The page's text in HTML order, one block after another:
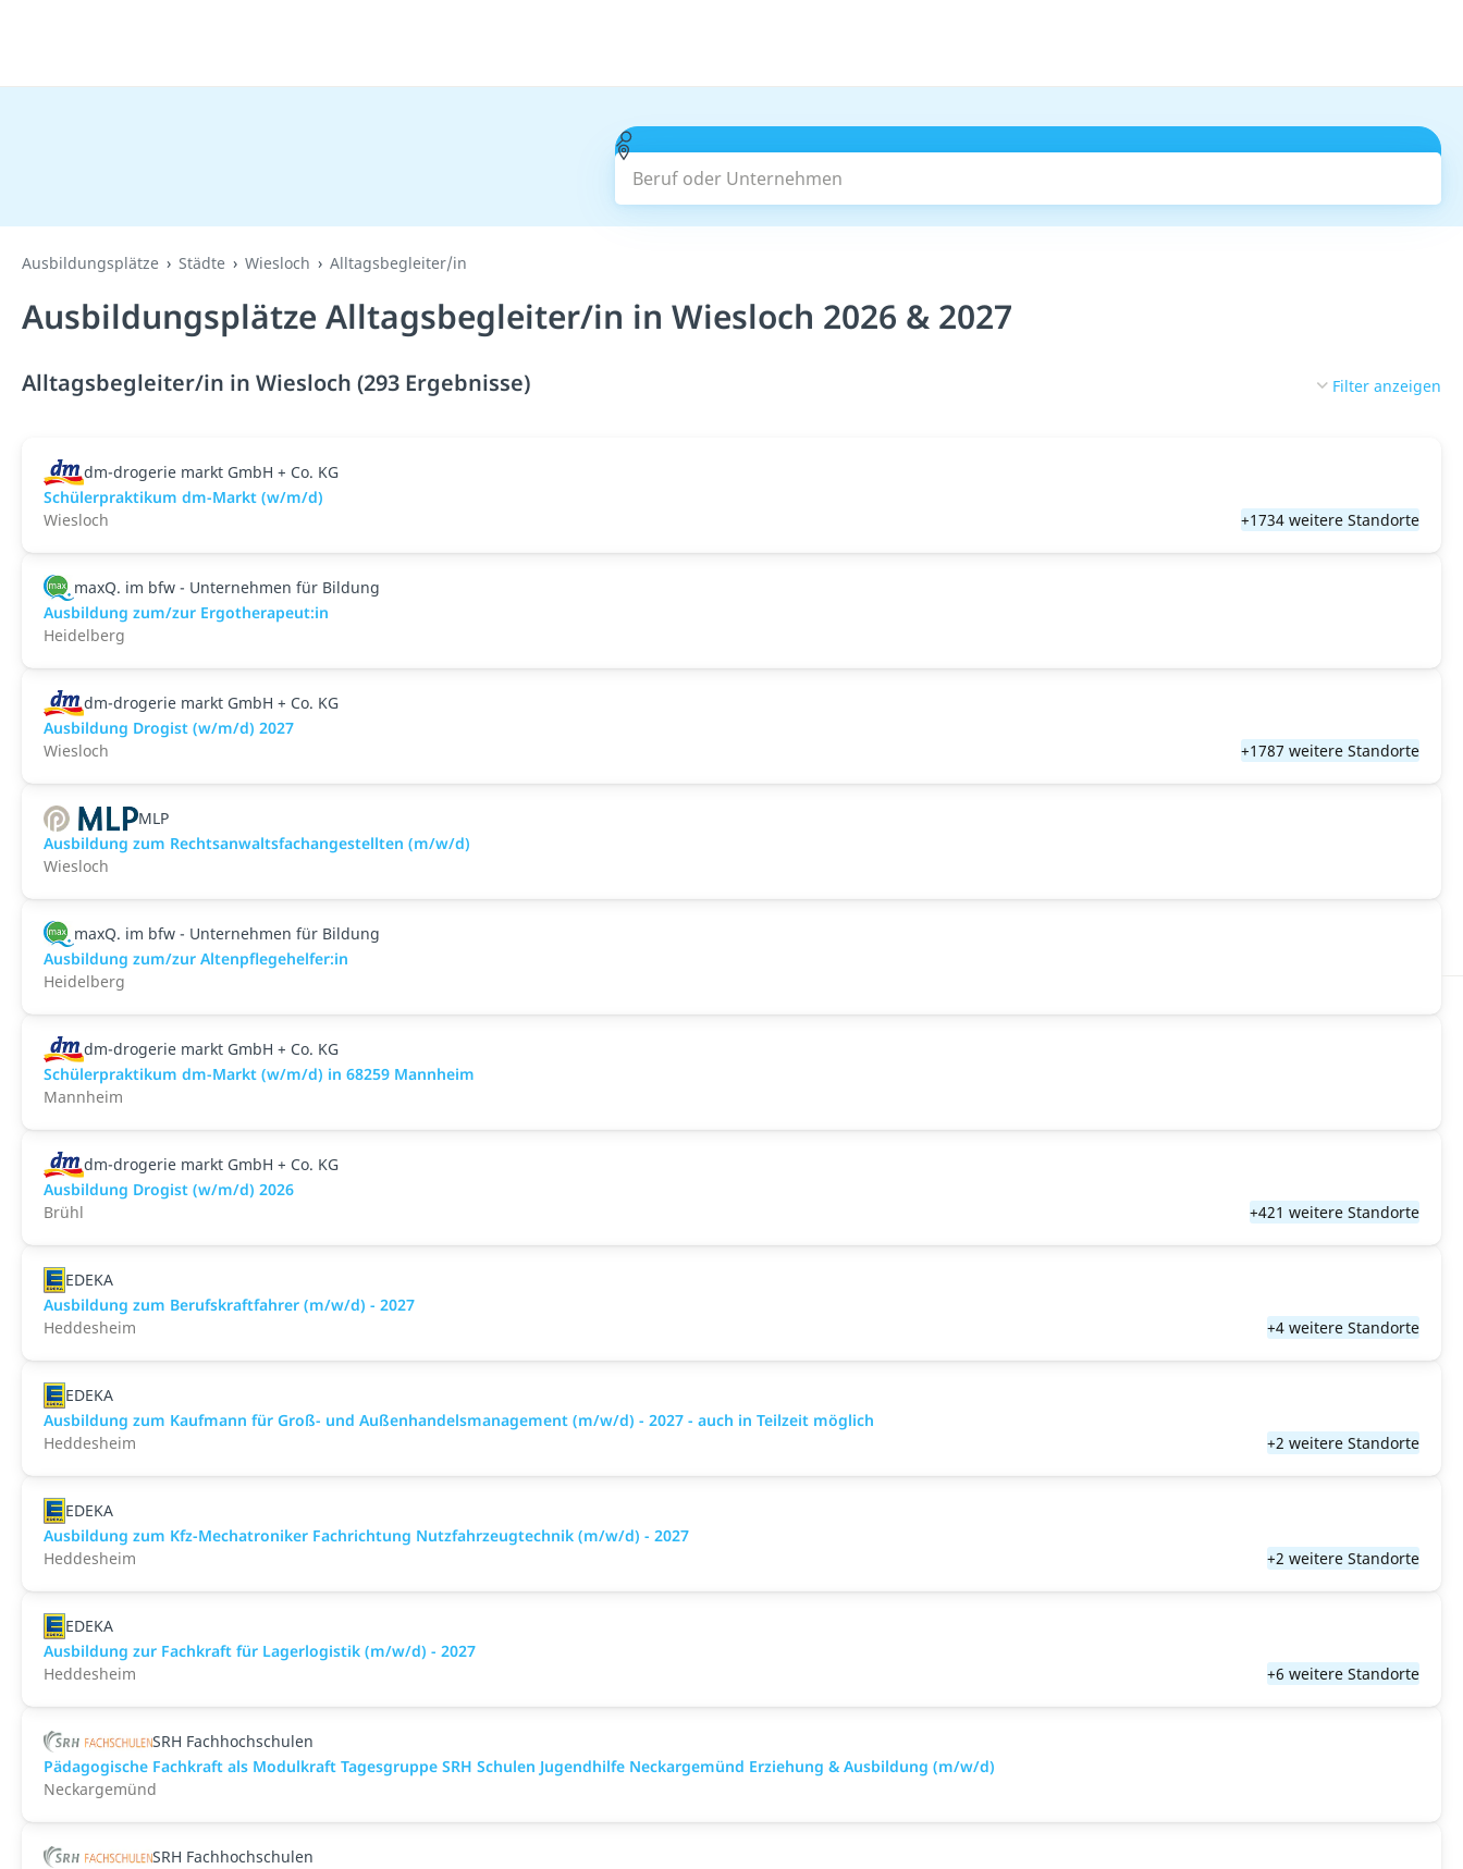
Beruf oder Unternehmen
Ausbildungsplätze Städte Wiesloch Alltagsbegleiter/in
Ausbildungsplätze Alltagsbegleiter/in in Wiesloch 2026 & 2027
Alltagsbegleiter/in in Wiesloch (293 Ergebnisse) Filter anzeigen
dm-drogerie markt GmbH + Co. KG
Schülerpraktikum dm-Markt (w/m/d)
Wiesloch
+1734 weitere Standorte
maxQ. im bfw - Unternehmen für Bildung
Ausbildung zum/zur Ergotherapeut:in
Heidelberg
dm-drogerie markt GmbH + Co. KG
Ausbildung Drogist (w/m/d) 2027
Wiesloch
+1787 weitere Standorte
MLP
Ausbildung zum Rechtsanwaltsfachangestellten (m/w/d)
Wiesloch
maxQ. im bfw - Unternehmen für Bildung
Ausbildung zum/zur Altenpflegehelfer:in
Heidelberg
dm-drogerie markt GmbH + Co. KG
Schülerpraktikum dm-Markt (w/m/d) in 68259 Mannheim
Mannheim
dm-drogerie markt GmbH + Co. KG
Ausbildung Drogist (w/m/d) 2026
Brühl
+421 weitere Standorte
EDEKA
Ausbildung zum Berufskraftfahrer (m/w/d) - 2027
Heddesheim
+4 weitere Standorte
EDEKA
Ausbildung zum Kaufmann für Groß- und Außenhandelsmanagement (m/w/d) - 2027 - auch in Teilzeit möglich
Heddesheim
+2 weitere Standorte
EDEKA
Ausbildung zum Kfz-Mechatroniker Fachrichtung Nutzfahrzeugtechnik (m/w/d) - 2027
Heddesheim
+2 weitere Standorte
EDEKA
Ausbildung zur Fachkraft für Lagerlogistik (m/w/d) - 2027
Heddesheim
+6 weitere Standorte
SRH Fachhochschulen
Pädagogische Fachkraft als Modulkraft Tagesgruppe SRH Schulen Jugendhilfe Neckargemünd Erziehung & Ausbildung (m/w/d)
Neckargemünd
SRH Fachhochschulen